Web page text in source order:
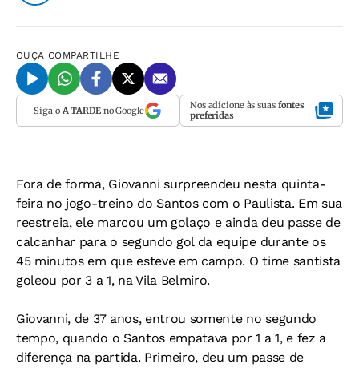
OUÇA COMPARTILHE
Siga o A TARDEno Google Nos adicione às suas fontes
preferidas
Fora de forma, Giovanni surpreendeu nesta quinta-
feira no jogo-treino do Santos com o Paulista. Em sua
reestreia, ele marcou um golaço e ainda deu passe de
calcanhar para o segundo gol da equipe durante os
45 minutos em que esteve em campo. O time santista
goleou por 3 a 1, na Vila Belmiro.
Giovanni, de 37 anos, entrou somente no segundo
tempo, quando o Santos empatava por 1 a 1, e fez a
diferença na partida. Primeiro, deu um passe de